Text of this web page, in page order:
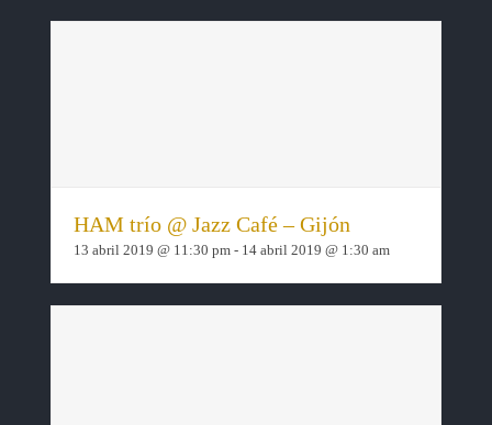
HAM trío @ Jazz Café – Gijón
13 abril 2019 @ 11:30 pm- 14 abril 2019 @ 1:30 am